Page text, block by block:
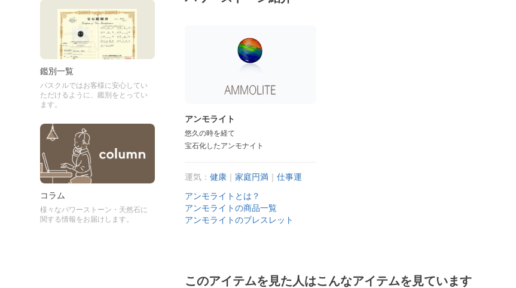
鑑別一覧
パスクルではお客様に安心してい
ただけるように、鑑別をとってい
ます。
コラム
様々なパワーストーン・天然石に
関する情報をお届けします。
アンモライト
悠久の時を経て
宝石化したアンモナイト
運気：健康 ｜家庭円満 ｜仕事運
アンモライトとは？
アンモライトの商品一覧
アンモライトのブレスレット
このアイテムを見た人はこんなアイテムを見ています